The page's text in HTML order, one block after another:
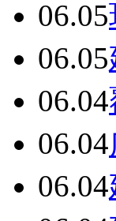
06.05
06.05
06.04
06.04
06.04